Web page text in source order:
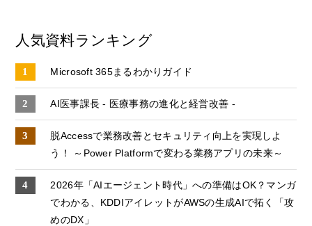
人気資料ランキング
Microsoft 365まるわかりガイド
AI医事課長 - 医療事務の進化と経営改善 -
脱Accessで業務改善とセキュリティ向上を実現しよ
う！ ～Power Platformで変わる業務アプリの未来～
2026年「AIエージェント時代」への準備はOK？マンガ
でわかる、KDDIアイレットがAWSの生成AIで拓く「攻
めのDX」